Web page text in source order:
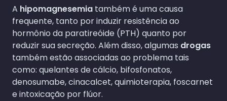
A hipomagnesemia também é uma causa
frequente, tanto por induzir resistência ao
hormônio da paratireóide (PTH) quanto por
reduzir sua secreção. Além disso, algumas drogas
também estão associadas ao problema tais
como: quelantes de cálcio, bifosfonatos,
denosumabe, cinacalcet, quimioterapia, foscarnet
e intoxicação por flúor.